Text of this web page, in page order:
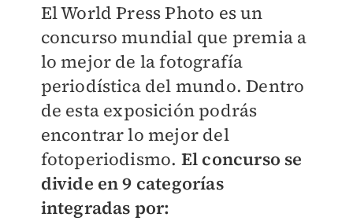
El World Press Photo es un
concurso mundial que premia a
lo mejor de la fotografía
periodística del mundo. Dentro
de esta exposición podrás
encontrar lo mejor del
fotoperiodismo. El concurso se
divide en 9 categorías
integradas por: